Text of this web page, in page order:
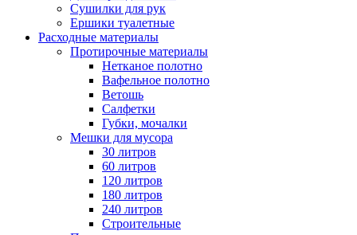
Сушилки для рук
Ершики туалетные
Расходные материалы
Протирочные материалы
Нетканое полотно
Вафельное полотно
Ветошь
Салфетки
Губки, мочалки
Мешки для мусора
30 литров
60 литров
120 литров
180 литров
240 литров
Строительные